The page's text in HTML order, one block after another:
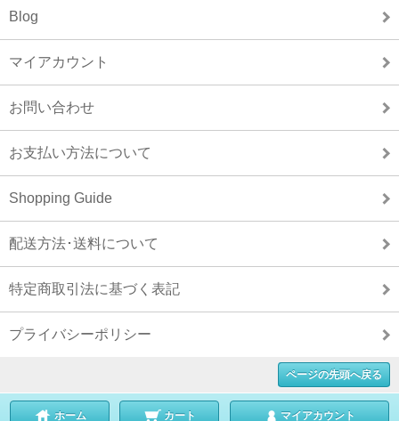
Blog
マイアカウント
お問い合わせ
お支払い方法について
Shopping Guide
配送方法･送料について
特定商取引法に基づく表記
プライバシーポリシー
ページの先頭へ戻る
ホーム カート マイアカウント